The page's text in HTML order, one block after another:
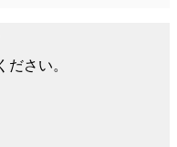
さい。